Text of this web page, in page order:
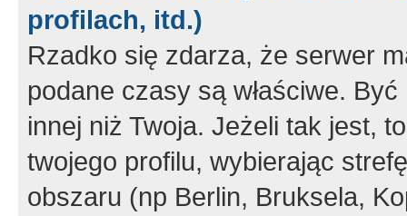
profilach, itd.)
Rzadko się zdarza, że serwer
podane czasy są właściwe.
innej niż Twoja. Jeżeli tak jest,
twojego profilu, wybierając
obszaru (np Berlin, Bruksela,